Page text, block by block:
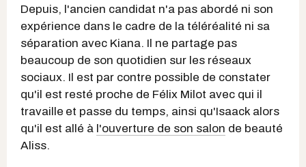
Depuis, l'ancien candidat n'a pas abordé ni son
expérience dans le cadre de la téléréalité ni sa
séparation avec Kiana. Il ne partage pas
beaucoup de son quotidien sur les réseaux
sociaux. Il est par contre possible de constater
qu'il est resté proche de Félix Milot avec qui il
travaille et passe du temps, ainsi qu'Isaack alors
qu'il est allé à l'ouverture de son salon de beauté
Aliss.